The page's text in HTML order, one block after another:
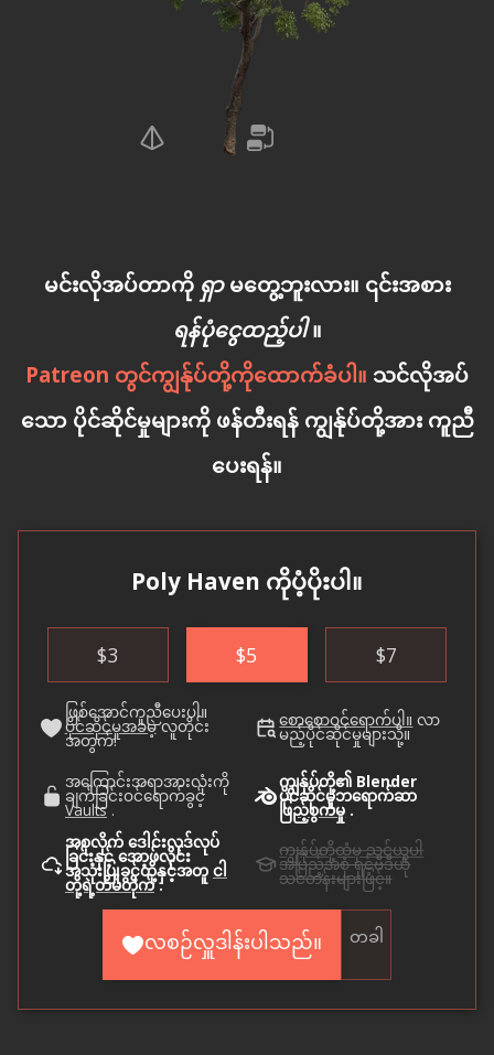
မင်းလိုအပ်တာကို ရှာမတွေ့ဘူးလား။ ၎င်းအစား
ရန်ပုံငွေထည့်ပါ။
Patreon တွင်ကျွန်ုပ်တို့ကိုထောက်ခံပါ။ သင်လိုအပ်
သော ပိုင်ဆိုင်မှုများကို ဖန်တီးရန် ကျွန်ုပ်တို့အား ကူညီ
ပေးရန်။
Poly Haven ကိုပံ့ပိုးပါ။
$3 $5 $7
ဖြစ်အောင်ကူညီပေးပါ။
ပိုင်ဆိုင်မှုအခမဲ့လူတိုင်း
အတွက်!
စောစောဝင်ရောက်ပါ။ လာ
မည့်ပိုင်ဆိုင်မှုများသို့။
အကြောင်းအရာအားလုံးကို
ချက်ခြင်းဝင်ရောက်ခွင့်
Vaults.
ကျွန်ုပ်တို့၏ Blender
ပိုင်ဆိုင်မှုဘရောက်ဆာ
ဖြည့်စွက်မှု .
အစုလိုက် ဒေါင်းလုဒ်လုပ်
ခြင်းနှင့် အော့ဖ်လိုင်း
အသုံးပြုခွင့်တို့နှင့်အတူ ငါ
တို့ရဲ့တိမ်တိုက်.
ကျွန်ုပ်တို့ထံမှ သင်ယူပါ
အပြည့်အစုံ ရှင့်ဗီဒီယို
သင်တန်းများဖြင့်။
လစဉ်လှူဒါန်းပါသည်။ တခါ